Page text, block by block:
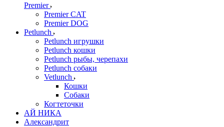
Premier
Premier CAT
Premier DOG
Petlunch
Petlunch игрушки
Petlunch кошки
Petlunch рыбы, черепахи
Petlunch собаки
Vetlunch
Кошки
Собаки
Когтеточки
АЙ НИКА
Александрит